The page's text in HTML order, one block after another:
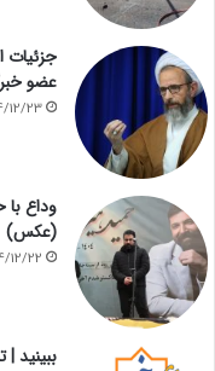
جزئیات
عضو
12/23
وداع
(عکس)
12/22
ببینید